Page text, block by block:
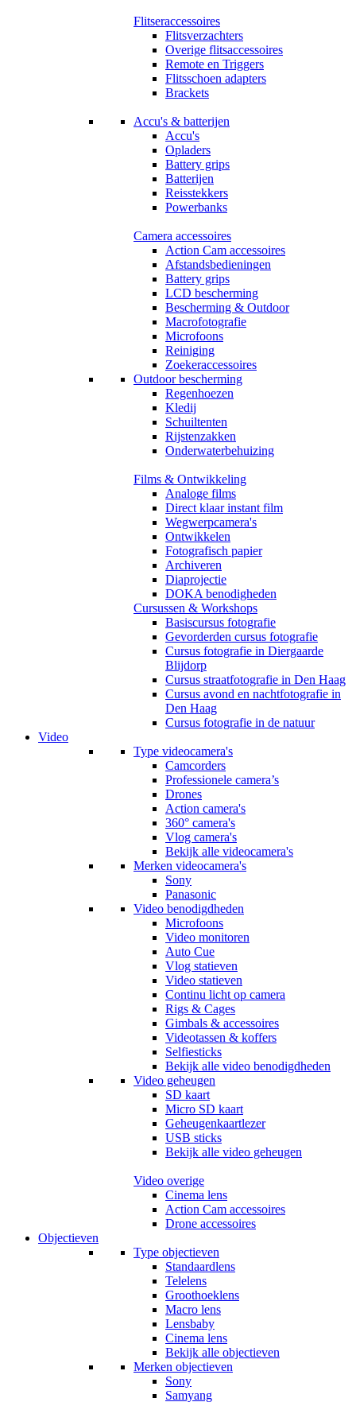
Flitseraccessoires
Flitsverzachters
Overige flitsaccessoires
Remote en Triggers
Flitsschoen adapters
Brackets
Accu's & batterijen
Accu's
Opladers
Battery grips
Batterijen
Reisstekkers
Powerbanks
Camera accessoires
Action Cam accessoires
Afstandsbedieningen
Battery grips
LCD bescherming
Bescherming & Outdoor
Macrofotografie
Microfoons
Reiniging
Zoekeraccessoires
Outdoor bescherming
Regenhoezen
Kledij
Schuiltenten
Rijstenzakken
Onderwaterbehuizing
Films & Ontwikkeling
Analoge films
Direct klaar instant film
Wegwerpcamera's
Ontwikkelen
Fotografisch papier
Archiveren
Diaprojectie
DOKA benodigheden
Cursussen & Workshops
Basiscursus fotografie
Gevorderden cursus fotografie
Cursus fotografie in Diergaarde
Blijdorp
Cursus straatfotografie in Den Haag
Cursus avond en nachtfotografie in
Den Haag
Cursus fotografie in de natuur
Video
Type videocamera's
Camcorders
Professionele camera’s
Drones
Action camera's
360° camera's
Vlog camera's
Bekijk alle videocamera's
Merken videocamera's
Sony
Panasonic
Video benodigdheden
Microfoons
Video monitoren
Auto Cue
Vlog statieven
Video statieven
Continu licht op camera
Rigs & Cages
Gimbals & accessoires
Videotassen & koffers
Selfiesticks
Bekijk alle video benodigdheden
Video geheugen
SD kaart
Micro SD kaart
Geheugenkaartlezer
USB sticks
Bekijk alle video geheugen
Video overige
Cinema lens
Action Cam accessoires
Drone accessoires
Objectieven
Type objectieven
Standaardlens
Telelens
Groothoeklens
Macro lens
Lensbaby
Cinema lens
Bekijk alle objectieven
Merken objectieven
Sony
Samyang